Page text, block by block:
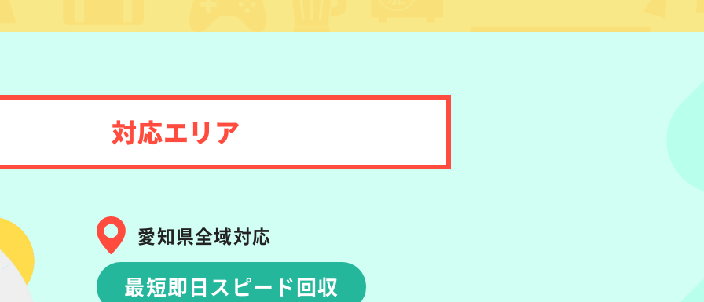
対応エリア
愛知県全域対応
最短即日スピード回収